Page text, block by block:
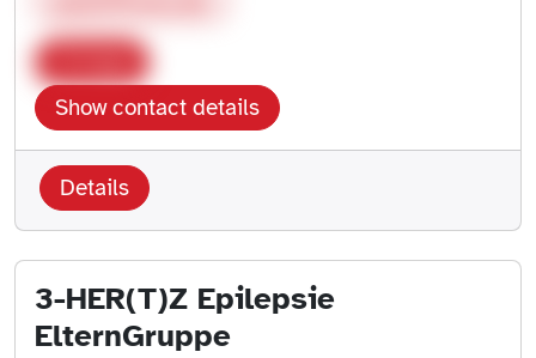
Show contact details
Details
3-HER(T)Z Epilepsie
ElternGruppe